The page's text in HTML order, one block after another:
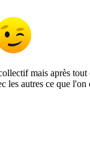
mais après
les autres ce que